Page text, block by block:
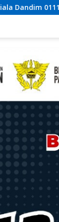
ICT GELAR